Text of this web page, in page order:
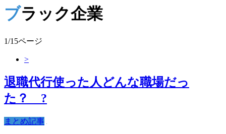
ブラック企業
1/15ページ
>
退職代行使った人どんな職場だっ
た？ ?
まとめ記事